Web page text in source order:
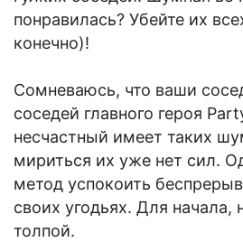
понравилась? Убейте их
конечно)!
Сомневаюсь, что ваши
соседей главного героя
несчастный имеет таких
мириться их уже нет сил.
метод успокоить
своих угодьях. Для начала,
толпой.